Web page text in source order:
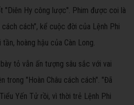
"Diên Hy công lược". Phim được coi là
cách", kể cuộc đời của Lệnh Phi
hoàng hậu của Càn Long.
tỏ vẫn ấn tượng sâu sắc với vai
trong "Hoàn Châu cách cách". "Đã
Yến Tử rồi, vì thời trẻ Lệnh Phi